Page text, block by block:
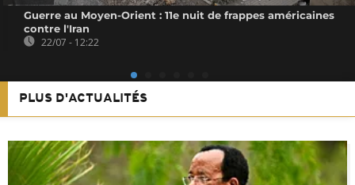
Guerre au Moyen-Orient : 11e nuit de frappes américaines
contre l'Iran
22/07 - 12:22
PLUS D'ACTUALITÉS